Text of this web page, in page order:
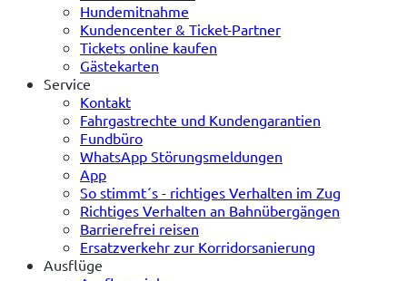
Hundemitnahme
Kundencenter & Ticket-Partner
Tickets online kaufen
Gästekarten
Service
Kontakt
Fahrgastrechte und Kundengarantien
Fundbüro
WhatsApp Störungsmeldungen
App
So stimmt´s - richtiges Verhalten im Zug
Richtiges Verhalten an Bahnübergängen
Barrierefrei reisen
Ersatzverkehr zur Korridorsanierung
Ausflüge